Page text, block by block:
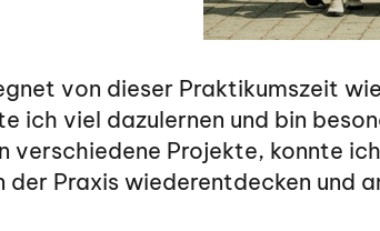
von dieser Praktikumszeit
ich viel dazulernen und bin
verschiedene Projekte, konnte
der Praxis wiederentdecken und